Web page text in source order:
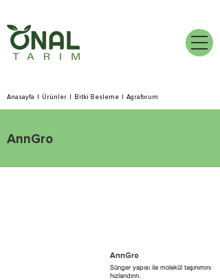
Anasayfa Ürünler Bitki Besleme Agraforum
AnnGro
AnnGro
Sünger yapısı ile molekül taşınımını
hızlandırın.